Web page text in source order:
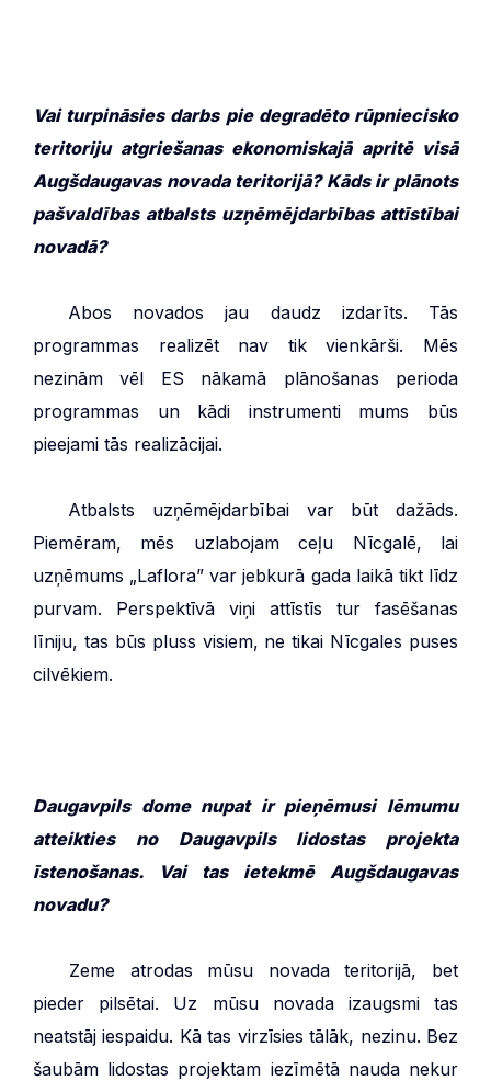
Vai turpināsies darbs pie degradēto rūpniecisko
teritoriju atgriešanas ekonomiskajā apritē visā
Augšdaugavas novada teritorijā? Kāds ir plānots
pašvaldības atbalsts uzņēmējdarbības attīstībai
novadā?
Abos novados jau daudz izdarīts. Tās
programmas realizēt nav tik vienkārši. Mēs
nezinām vēl ES nākamā plānošanas perioda
programmas un kādi instrumenti mums būs
pieejami tās realizācijai.
Atbalsts uzņēmējdarbībai var būt dažāds.
Piemēram, mēs uzlabojam ceļu Nīcgalē, lai
uzņēmums „Laflora” var jebkurā gada laikā tikt līdz
purvam. Perspektīvā viņi attīstīs tur fasēšanas
līniju, tas būs pluss visiem, ne tikai Nīcgales puses
cilvēkiem.
Daugavpils dome nupat ir pieņēmusi lēmumu
atteikties no Daugavpils lidostas projekta
īstenošanas. Vai tas ietekmē Augšdaugavas
novadu?
Zeme atrodas mūsu novada teritorijā, bet
pieder pilsētai. Uz mūsu novada izaugsmi tas
neatstāj iespaidu. Kā tas virzīsies tālāk, nezinu. Bez
šaubām lidostas projektam iezīmētā nauda nekur